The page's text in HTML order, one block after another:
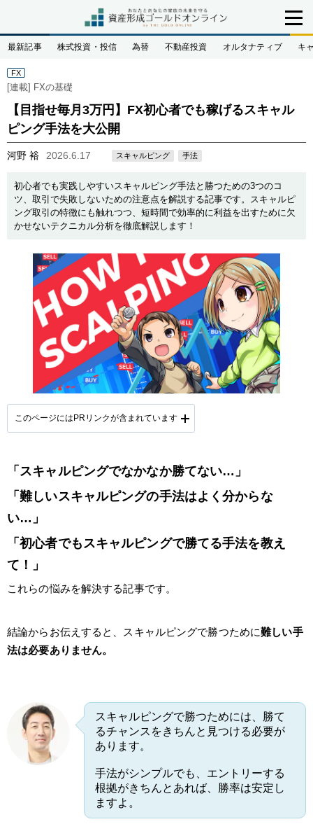
最新記事 株式投資・投信 為替 不動産投資 オルタナティブ キ
FX
[連載] FXの基礎
【目指せ毎月3万円】FX初心者でも稼げるスキャル
ピング手法を大公開
河野 裕 2026.6.17 スキャルピング 手法
初心者でも実践しやすいスキャルピング手法と勝つための3つのコ
ツ、取引で失敗しないための注意点を解説する記事です。スキャルピ
ング取引の特徴にも触れつつ、短時間で効率的に利益を出すために欠
かせないテクニカル分析を徹底解説します！
このページにはPRリンクが含まれています
「スキャルピングでなかなか勝てない…」
「難しいスキャルピングの手法はよく分からな
い…」
「初心者でもスキャルピングで勝てる手法を教え
て！」
これらの悩みを解決する記事です。
結論からお伝えすると、スキャルピングで勝つために難しい手
法は必要ありません。
スキャルピングで勝つためには、勝て
るチャンスをきちんと見つける必要が
あります。
手法がシンプルでも、エントリーする
根拠がきちんとあれば、勝率は安定し
ますよ。